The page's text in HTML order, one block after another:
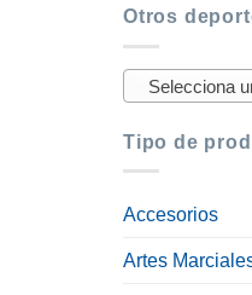
Otros
Selecciona
Tipo de
Accesorios
Artes